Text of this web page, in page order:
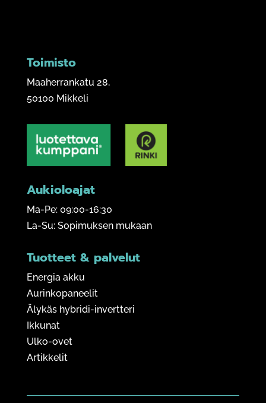
Toimisto
Maaherrankatu 28,
50100 Mikkeli
Aukioloajat
Ma-Pe: 09:00-16:30
La-Su: Sopimuksen mukaan
Tuotteet & palvelut
Energia akku
Aurinkopaneelit
Älykäs hybridi-invertteri
Ikkunat
Ulko-ovet
Artikkelit